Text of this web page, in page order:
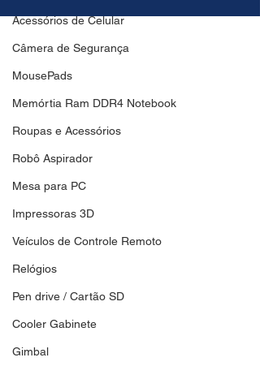
Acessórios de Celular
Câmera de Segurança
MousePads
Memórtia Ram DDR4 Notebook
Roupas e Acessórios
Robô Aspirador
Mesa para PC
Impressoras 3D
Veículos de Controle Remoto
Relógios
Pen drive / Cartão SD
Cooler Gabinete
Gimbal